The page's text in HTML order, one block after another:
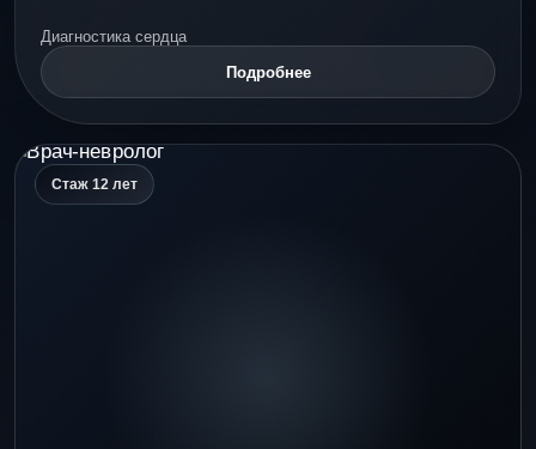
Диагностика сердца
Подробнее
Стаж 12 лет